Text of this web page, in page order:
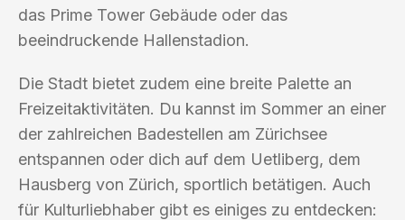
das Prime Tower Gebäude oder das
beeindruckende Hallenstadion.
Die Stadt bietet zudem eine breite Palette an
Freizeitaktivitäten. Du kannst im Sommer an einer
der zahlreichen Badestellen am Zürichsee
entspannen oder dich auf dem Uetliberg, dem
Hausberg von Zürich, sportlich betätigen. Auch
für Kulturliebhaber gibt es einiges zu entdecken: